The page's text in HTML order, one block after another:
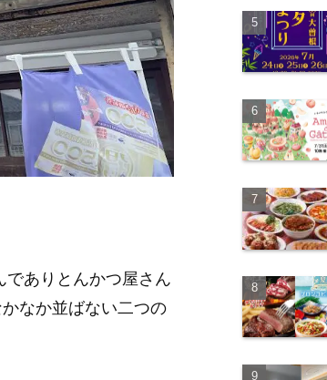
でありとんかつ屋さん
なか並ばない二つの